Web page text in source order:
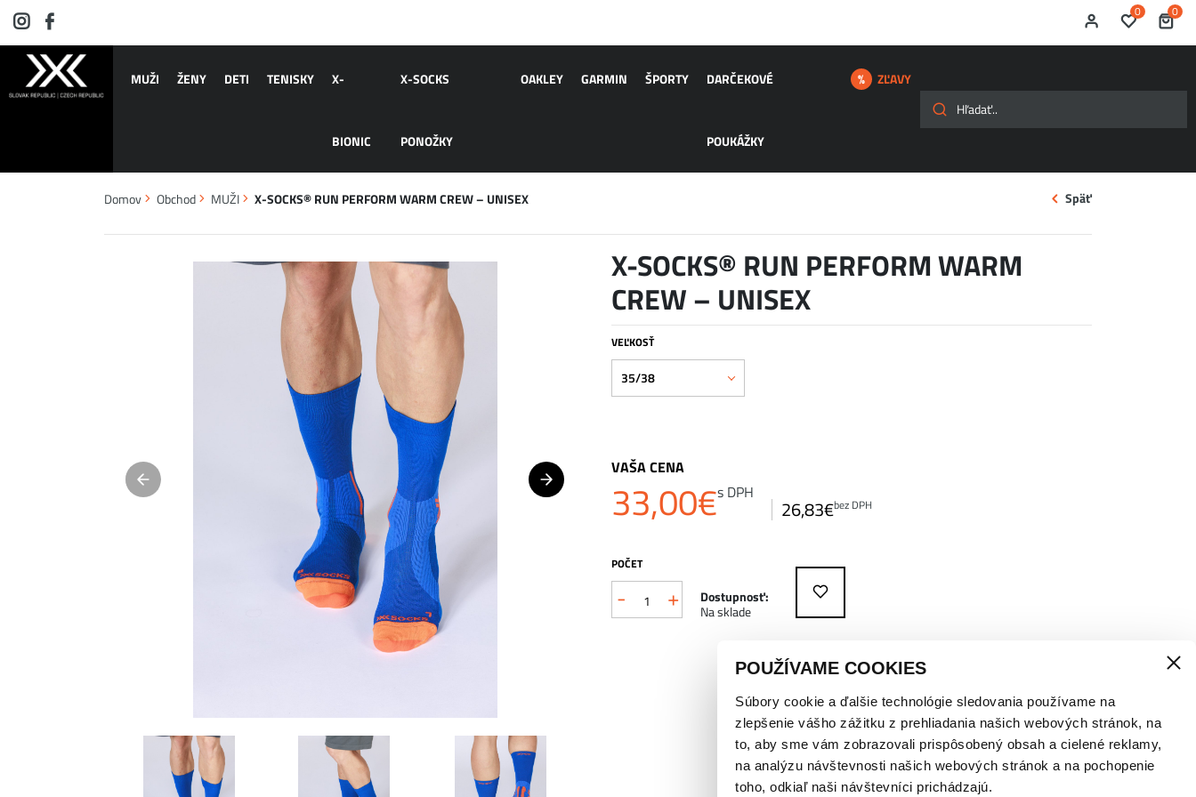
POUŽÍVAME COOKIES
Súbory cookie a ďalšie technológie sledovania používame na
zlepšenie vášho zážitku z prehliadania našich webových stránok, na
to, aby sme vám zobrazovali prispôsobený obsah a cielené reklamy,
na analýzu návštevnosti našich webových stránok a na pochopenie
toho, odkiaľ naši návštevníci prichádzajú.
0 0
MUŽI ŽENY DETI TENISKY X-
BIONIC
X-SOCKS
PONOŽKY
OAKLEY GARMIN ŠPORTY DARČEKOVÉ
POUKÁŽKY
ZĽAVY
Domov Obchod MUŽI X-SOCKS® RUN PERFORM WARM CREW – UNISEX Späť
X-SOCKS® RUN PERFORM WARM
CREW – UNISEX
VEĽKOSŤ
35/38
VAŠA CENA
33,00€s DPH
26,83€bez DPH
POČET
-
množstvo+
Dostupnosť:
Na sklade